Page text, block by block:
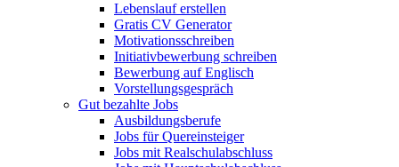
Lebenslauf erstellen
Gratis CV Generator
Motivationsschreiben
Initiativbewerbung schreiben
Bewerbung auf Englisch
Vorstellungsgespräch
Gut bezahlte Jobs
Ausbildungsberufe
Jobs für Quereinsteiger
Jobs mit Realschulabschluss